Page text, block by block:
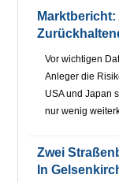
Vor wichtigen
Anleger die
USA und Japan
nur wenig
Zwei
In